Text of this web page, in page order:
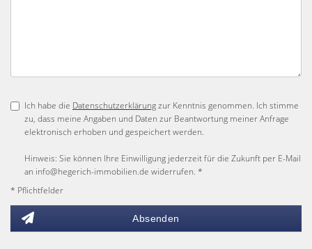
Ich habe die Datenschutzerklärungzur Kenntnis genommen. Ich stimme
zu, dass meine Angaben und Daten zur Beantwortung meiner Anfrage
elektronisch erhoben und gespeichert werden.
Hinweis: Sie können Ihre Einwilligung jederzeit für die Zukunft per E-Mail
an info@hegerich-immobilien.de widerrufen. *
* Pflichtfelder
Absenden